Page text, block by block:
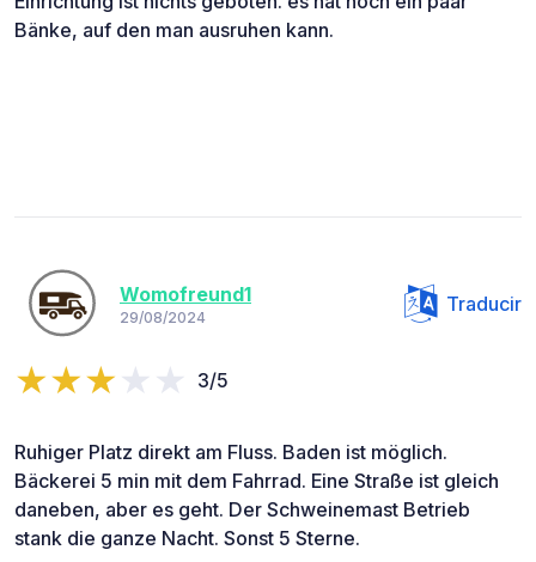
Bänke, auf den man ausruhen kann.
Womofreund1
29/08/2024
Traducir
3/5
Ruhiger Platz direkt am Fluss. Baden ist möglich.
Bäckerei 5 min mit dem Fahrrad. Eine Straße ist gleich
daneben, aber es geht. Der Schweinemast Betrieb
stank die ganze Nacht. Sonst 5 Sterne.